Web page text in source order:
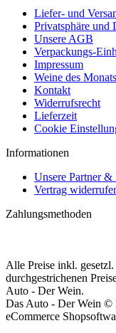
Liefer- und
Privatsphäre und
Unsere AGB
Verpackungs-
Impressum
Weine des Monats
Kontakt
Widerrufsrecht
Lieferzeit
Cookie
Informationen
Unsere Partner &
Vertrag
Zahlungsmethoden
Alle Preise inkl.
durchgestrichenen
Auto - Der Wein.
Das Auto - Der Wein ©
eCommerce